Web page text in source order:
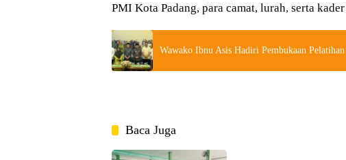
PMI Kota Padang, para camat, lurah, serta
Wawako Ibnu Asis Hadiri Pembukaan
Baca Juga